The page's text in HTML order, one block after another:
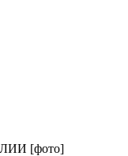
[фото]